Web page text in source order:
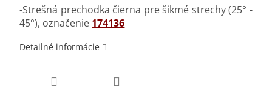
-Strešná prechodka čierna pre šikmé strechy (25° -
45°), označenie 174136
Detailné informácie